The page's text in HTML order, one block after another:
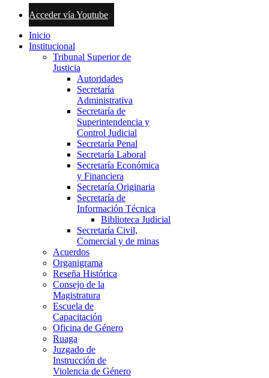
Acceder vía Youtube
Inicio
Institucional
Tribunal Superior de
Justicia
Autoridades
Secretaría
Administrativa
Secretaría de
Superintendencia y
Control Judicial
Secretaría Penal
Secretaría Laboral
Secretaría Económica
y Financiera
Secretaría Originaria
Secretaría de
Información Técnica
Biblioteca Judicial
Secretaría Civil,
Comercial y de minas
Acuerdos
Organigrama
Reseña Histórica
Consejo de la
Magistratura
Escuela de
Capacitación
Oficina de Género
Ruaga
Juzgado de
Instrucción de
Violencia de Género